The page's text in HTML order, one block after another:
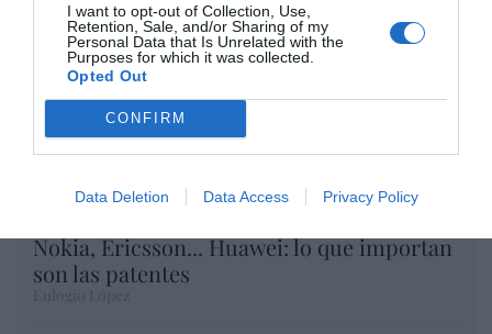
I want to opt-out of Collection, Use,
Retention, Sale, and/or Sharing of my
Personal Data that Is Unrelated with the
Purposes for which it was collected.
Opted Out
CONFIRM
Data Deletion Data Access Privacy Policy
Nokia, Ericsson... Huawei: lo que importan
son las patentes